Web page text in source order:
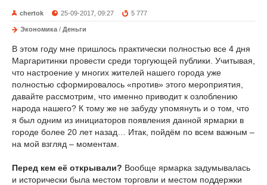
chertok 25-09-2017, 09:27 5 777
Экономика / Деньги
В этом году мне пришлось практически полностью все 4 дня
Маргаритинки провести среди торгующей публики. Учитывая,
что настроение у многих жителей нашего города уже
полностью сформировалось «против» этого мероприятия,
давайте рассмотрим, что именно приводит к озлоблению
народа нашего? К тому же не забуду упомянуть и о том, что
я был одним из инициаторов появления данной ярмарки в
городе более 20 лет назад… Итак, пойдём по всем важным –
на мой взгляд – моментам.
Перед кем её открывали? Вообще ярмарка задумывалась
и исторически была местом торговли и местом поддержки